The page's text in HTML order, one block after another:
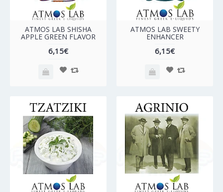
ATMOS LAB SHISHA
APPLE GREEN FLAVOR
6,15€
ATMOS LAB SWEETY
ENHANCER
6,15€